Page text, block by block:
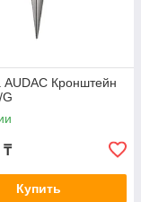
AUDAC Кронштейн
₸
Купить